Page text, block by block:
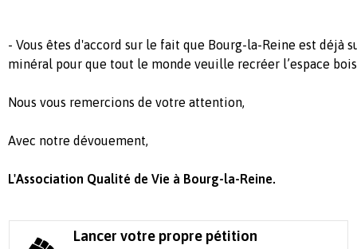
- Vous êtes d'accord sur le fait que Bourg-la-Reine est déjà
minéral pour que tout le monde veuille recréer l’espace
Nous vous remercions de votre attention,
Avec notre dévouement,
L'Association Qualité de Vie à Bourg-la-Reine.
Lancer votre propre pétition